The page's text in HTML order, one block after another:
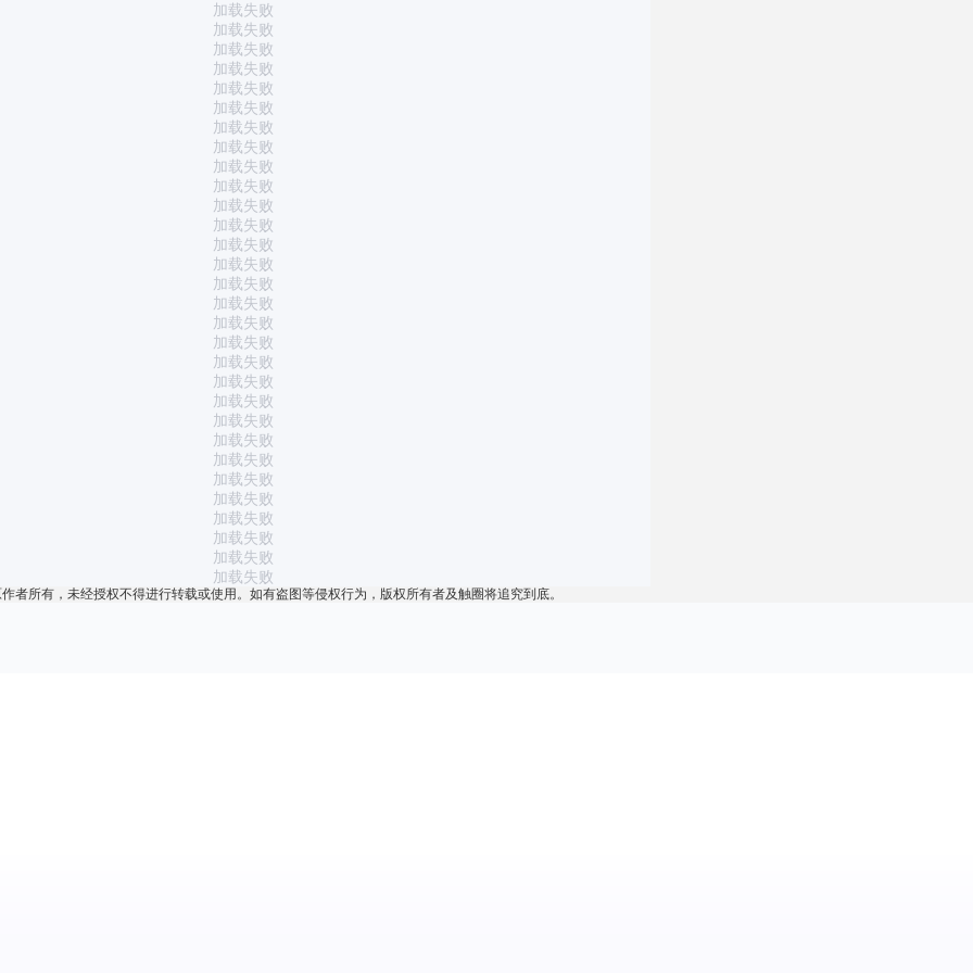
加载失败
加载失败
加载失败
加载失败
加载失败
加载失败
加载失败
加载失败
加载失败
加载失败
加载失败
加载失败
加载失败
加载失败
加载失败
加载失败
加载失败
加载失败
加载失败
加载失败
加载失败
加载失败
加载失败
加载失败
加载失败
加载失败
加载失败
加载失败
加载失败
加载失败
者所有，未经授权不得进行转载或使用。如有盗图等侵权行为，版权所有者及触圈将追究到底。